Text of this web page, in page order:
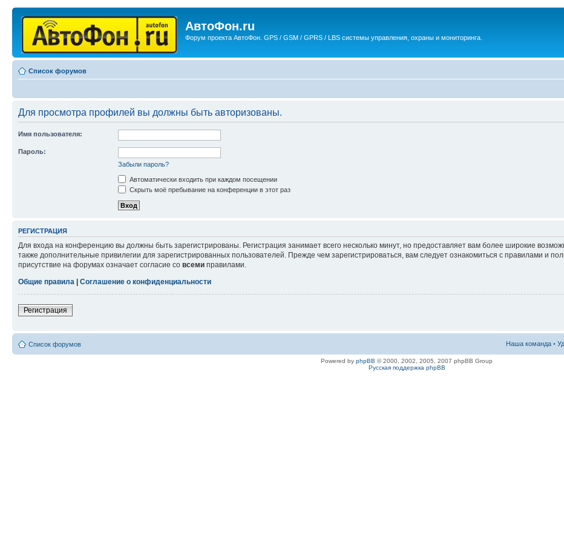
АвтоФон.ru
Форум проекта АвтоФон. GPS / GSM / GPRS / LBS системы управления, охраны и мониторинга.
Список форумов
Для просмотра профилей вы должны быть авторизованы.
Имя пользователя:
Пароль:
Забыли пароль?
Автоматически входить при каждом посещении
Скрыть моё пребывание на конференции в этот раз
РЕГИСТРАЦИЯ
Для входа на конференцию вы должны быть зарегистрированы. Регистрация занимает всего несколько минут, но предоставляет вам более широкие
также дополнительные привилегии для зарегистрированных пользователей. Прежде чем зарегистрироваться, вам следует ознакомиться с правилами и
присутствие на форумах означает согласие со всеми правилами.
Общие правила | Соглашение о конфиденциальности
Регистрация
Список форумов Наша команда •
Powered by phpBB © 2000, 2002, 2005, 2007 phpBB Group
Русская поддержка phpBB